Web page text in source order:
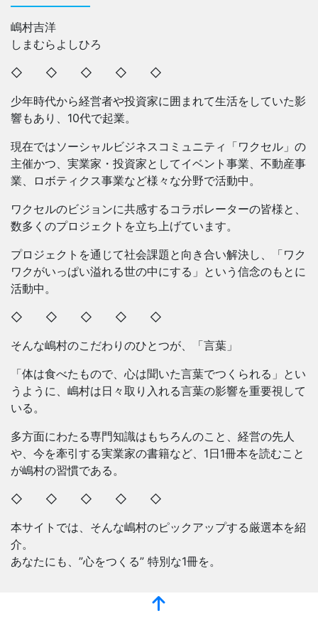
嶋村吉洋
しまむらよしひろ
◇ ◇ ◇ ◇ ◇
少年時代から経営者や投資家に囲まれて生活をしていた影
響もあり、10代で起業。
現在ではソーシャルビジネスコミュニティ「ワクセル」の
主催かつ、実業家・投資家としてイベント事業、不動産事
業、ロボティクス事業など様々な分野で活動中。
ワクセルのビジョンに共感するコラボレーターの皆様と、
数多くのプロジェクトを立ち上げています。
プロジェクトを通じて社会課題と向き合い解決し、「ワク
ワクがいっぱい溢れる世の中にする」という信念のもとに
活動中。
◇ ◇ ◇ ◇ ◇
そんな嶋村のこだわりのひとつが、「言葉」
「体は食べたもので、心は聞いた言葉でつくられる」とい
うように、嶋村は日々取り入れる言葉の影響を重要視して
いる。
多方面にわたる専門知識はもちろんのこと、経営の先人
や、今を牽引する実業家の書籍など、1日1冊本を読むこと
が嶋村の習慣である。
◇ ◇ ◇ ◇ ◇
本サイトでは、そんな嶋村のピックアップする厳選本を紹
介。
あなたにも、”心をつくる” 特別な1冊を。